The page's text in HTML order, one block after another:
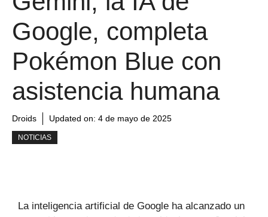
Google, completa
Pokémon Blue con
asistencia humana
Droids Updated on: 4 de mayo de 2025
NOTICIAS
La inteligencia artificial de Google ha alcanzado un